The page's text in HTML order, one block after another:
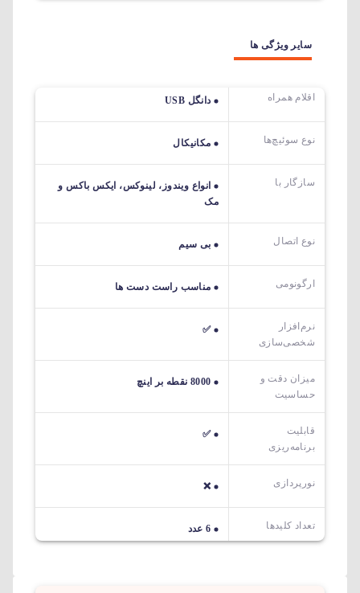
سایر ویژگی ها
اقلام همراه دانگل USB
نوع سوئیچ‌ها مکانیکال
سازگار با
انواع ویندوز، لینوکس، ایکس باکس و
مک
نوع اتصال بی سیم
ارگونومی مناسب راست دست ها
نرم‌افزار
شخصی‌سازی
✅
میزان دقت و
حساسیت
8000 نقطه بر اینچ
قابلیت
برنامه‌ریزی
✅
نورپردازی ❌
تعداد کلیدها 6 عدد